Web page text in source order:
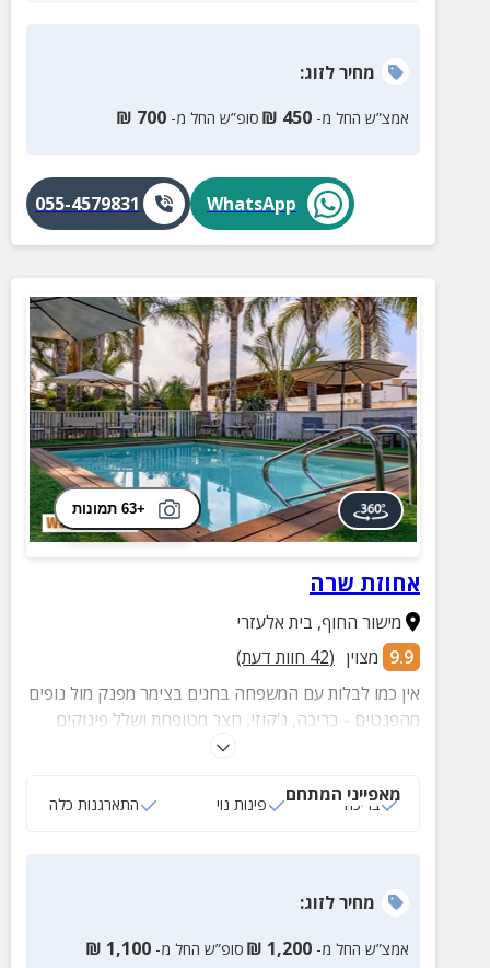
מחירלזוג:
אמצ”ש החל מ- 450
₪ סופ”ש החל מ- 700
₪
WhatsApp
055-4579831
+63 תמונות
אחוזת שרה
מישור החוף, בית אלעזרי
9.9 מצוין (
42 חוות דעת)
אין כמו לבלות עם המשפחה בחגים בצימר מפנק מול נופים
מהפנטים - בריכה, ג'קוזי, חצר מטופחת ושלל פינוקים
מאפייני המתחם
בריכה פינות נוי התארגנות כלה
מחירלזוג:
אמצ”ש החל מ- 1,200
₪ סופ”ש החל מ- 1,100
₪